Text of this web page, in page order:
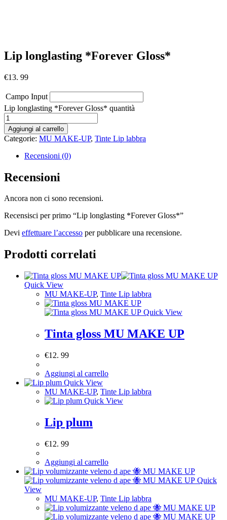
Lip longlasting *Forever Gloss*
€13. 99
Campo Input
Lip longlasting *Forever Gloss* quantità
Aggiungi al carrello
Categorie: MU MAKE-UP, Tinte Lip labbra
Recensioni (0)
Recensioni
Ancora non ci sono recensioni.
Recensisci per primo “Lip longlasting *Forever Gloss*”
Devi effettuare l’accesso per pubblicare una recensione.
Prodotti correlati
Quick View
MU MAKE-UP, Tinte Lip labbra
Quick View
Tinta gloss MU MAKE UP
€12. 99
Aggiungi al carrello
Quick View
MU MAKE-UP, Tinte Lip labbra
Quick View
Lip plum
€12. 99
Aggiungi al carrello
Quick
View
MU MAKE-UP, Tinte Lip labbra